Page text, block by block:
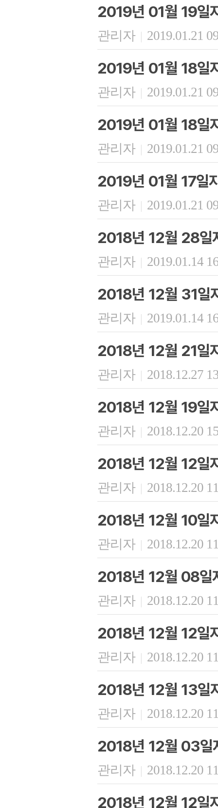
2019년 01월 19일
관리자 | 2019.01.21
2019년 01월 18일
관리자 | 2019.01.21
2019년 01월 18일
관리자 | 2019.01.21
2019년 01월 17일
관리자 | 2019.01.21
2018년 12월 28일
관리자 | 2019.01.14
2018년 12월 31일
관리자 | 2019.01.14
2018년 12월 21일
관리자 | 2018.12.27
2018년 12월 19일
관리자 | 2018.12.20
2018년 12월 12일
관리자 | 2018.12.20
2018년 12월 10일
관리자 | 2018.12.20
2018년 12월 08일
관리자 | 2018.12.20
2018년 12월 12일
관리자 | 2018.12.20
2018년 12월 13일
관리자 | 2018.12.20
2018년 12월 03일
관리자 | 2018.12.20
2018년 12월 12일